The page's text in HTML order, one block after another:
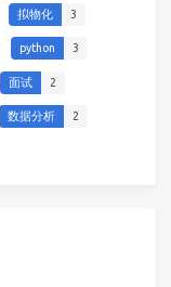
拟物化 3
python 3
面试 2
数据分析 2